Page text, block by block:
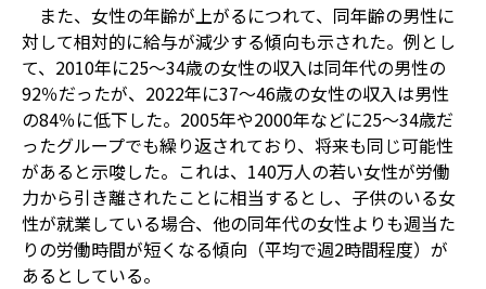
また、女性の年齢が上がるにつれて、同年齢の男性に
対して相対的に給与が減少する傾向も示された。例とし
て、2010年に25～34歳の女性の収入は同年代の男性の
92％だったが、2022年に37～46歳の女性の収入は男性
の84％に低下した。2005年や2000年などに25～34歳だ
ったグループでも繰り返されており、将来も同じ可能性
があると示唆した。これは、140万人の若い女性が労働
力から引き離されたことに相当するとし、子供のいる女
性が就業している場合、他の同年代の女性よりも週当た
りの労働時間が短くなる傾向（平均で週2時間程度）が
あるとしている。